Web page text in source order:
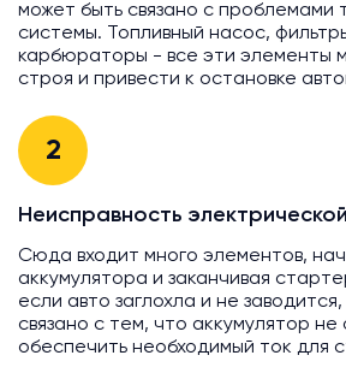
может быть связано с проблемами
системы. Топливный насос,
карбюраторы - все эти элементы
строя и привести к остановке
2
Неисправность
Сюда входит много элементов,
аккумулятора и заканчивая
если авто заглохла и не
связано с тем, что аккумулятор не
обеспечить необходимый ток для